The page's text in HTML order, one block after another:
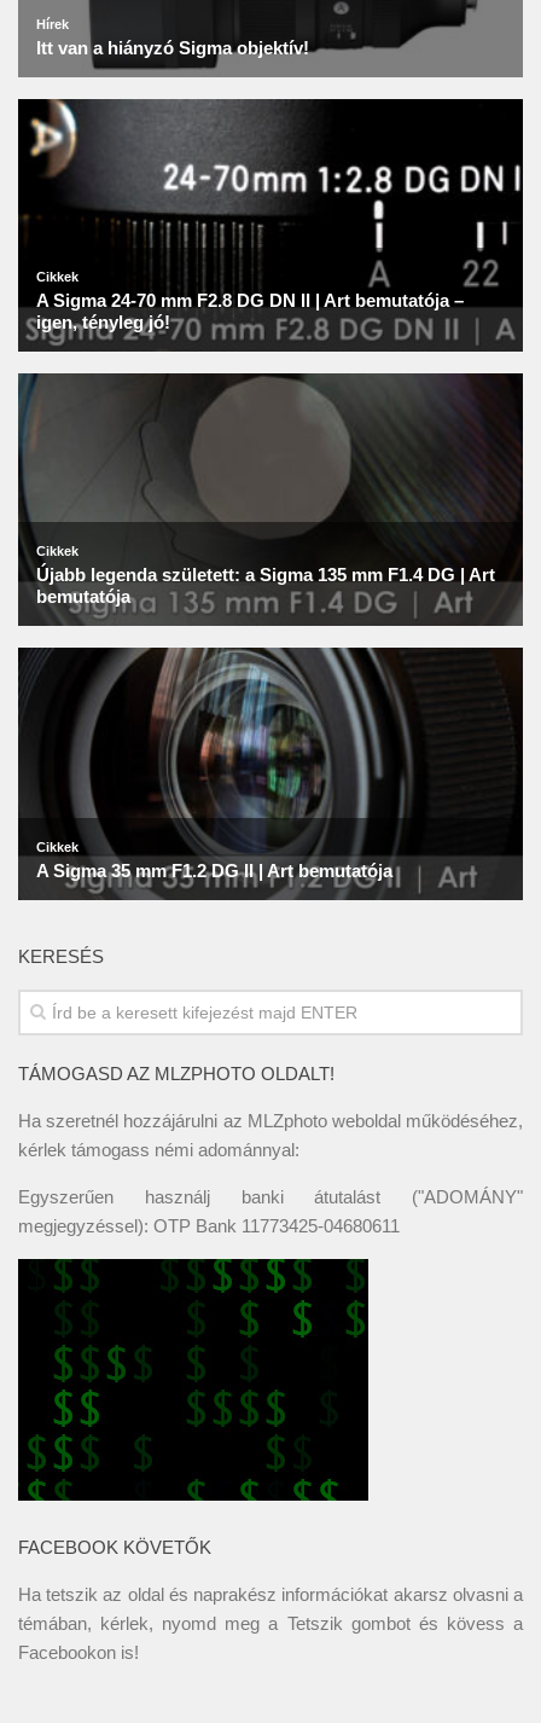
KERESÉS
TÁMOGASD AZ MLZPHOTO OLDALT!
Ha szeretnél hozzájárulni az MLZphoto weboldal működéséhez,
kérlek támogass némi adománnyal:
Egyszerűen használj banki átutalást ("ADOMÁNY"
megjegyzéssel): OTP Bank 11773425-04680611
FACEBOOK KÖVETŐK
Ha tetszik az oldal és naprakész információkat akarsz olvasni a
témában, kérlek, nyomd meg a Tetszik gombot és kövess a
Facebookon is!